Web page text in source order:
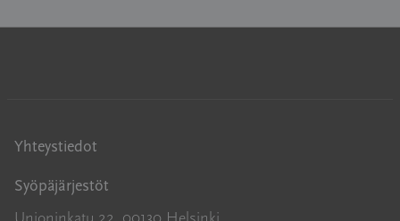
Yhteystiedot
Syöpäjärjestöt